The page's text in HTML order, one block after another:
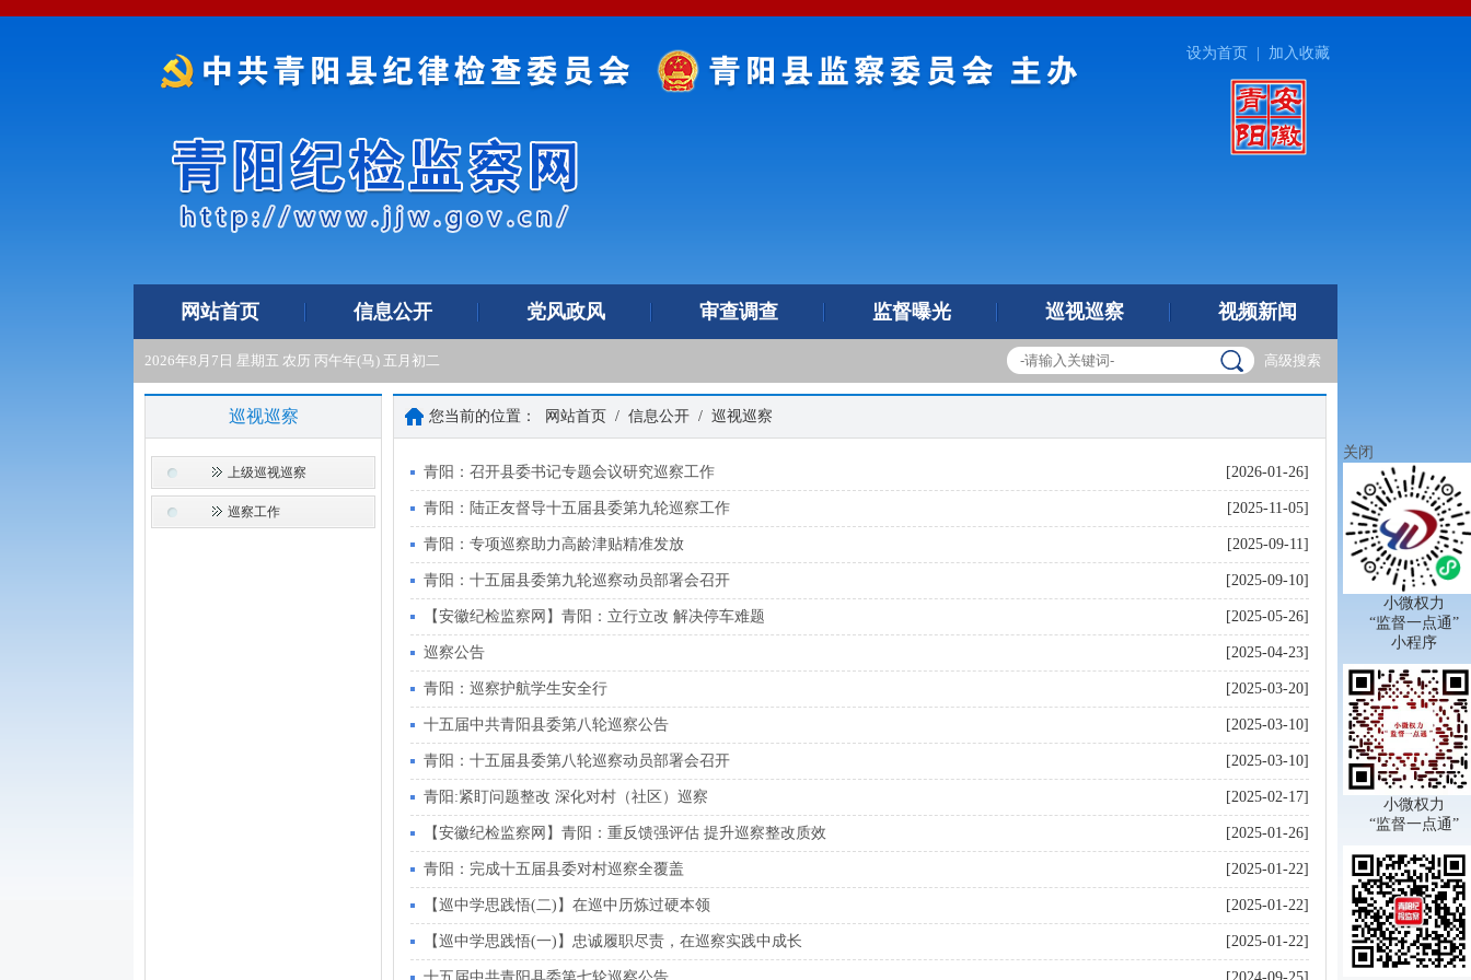
设为首页 加入收藏
网站首页 信息公开 党风政风 审查调查 监督曝光 巡视巡察 视频新闻
2026年8月7日 星期五 农历 丙午年(马) 五月初二 高级搜索
巡视巡察
上级巡视巡察
巡察工作
您当前的位置： 网站首页 / 信息公开 / 巡视巡察
[2026-01-26]
青阳：召开县委书记专题会议研究巡察工作
[2025-11-05]
青阳：陆正友督导十五届县委第九轮巡察工作
[2025-09-11]
青阳：专项巡察助力高龄津贴精准发放
[2025-09-10]
青阳：十五届县委第九轮巡察动员部署会召开
[2025-05-26]
【安徽纪检监察网】青阳：立行立改 解决停车难题
[2025-04-23]
巡察公告
[2025-03-20]
青阳：巡察护航学生安全行
[2025-03-10]
十五届中共青阳县委第八轮巡察公告
[2025-03-10]
青阳：十五届县委第八轮巡察动员部署会召开
[2025-02-17]
青阳:紧盯问题整改 深化对村（社区）巡察
[2025-01-26]
【安徽纪检监察网】青阳：重反馈强评估 提升巡察整改质效
[2025-01-22]
青阳：完成十五届县委对村巡察全覆盖
[2025-01-22]
【巡中学思践悟(二)】在巡中历炼过硬本领
[2025-01-22]
【巡中学思践悟(一)】忠诚履职尽责，在巡察实践中成长
关闭
小微权力
“监督一点通”
小程序
小微权力
“监督一点通”